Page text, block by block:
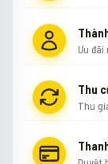
Ưu
Thu
Thu